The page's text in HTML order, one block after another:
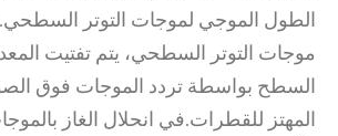
الطول الموجي لموجات التوتر
موجات التوتر السطحي، يتم تفتيت
السطح بواسطة تردد الموجات فوق
المهتز للقطرات.في انحلال الغاز